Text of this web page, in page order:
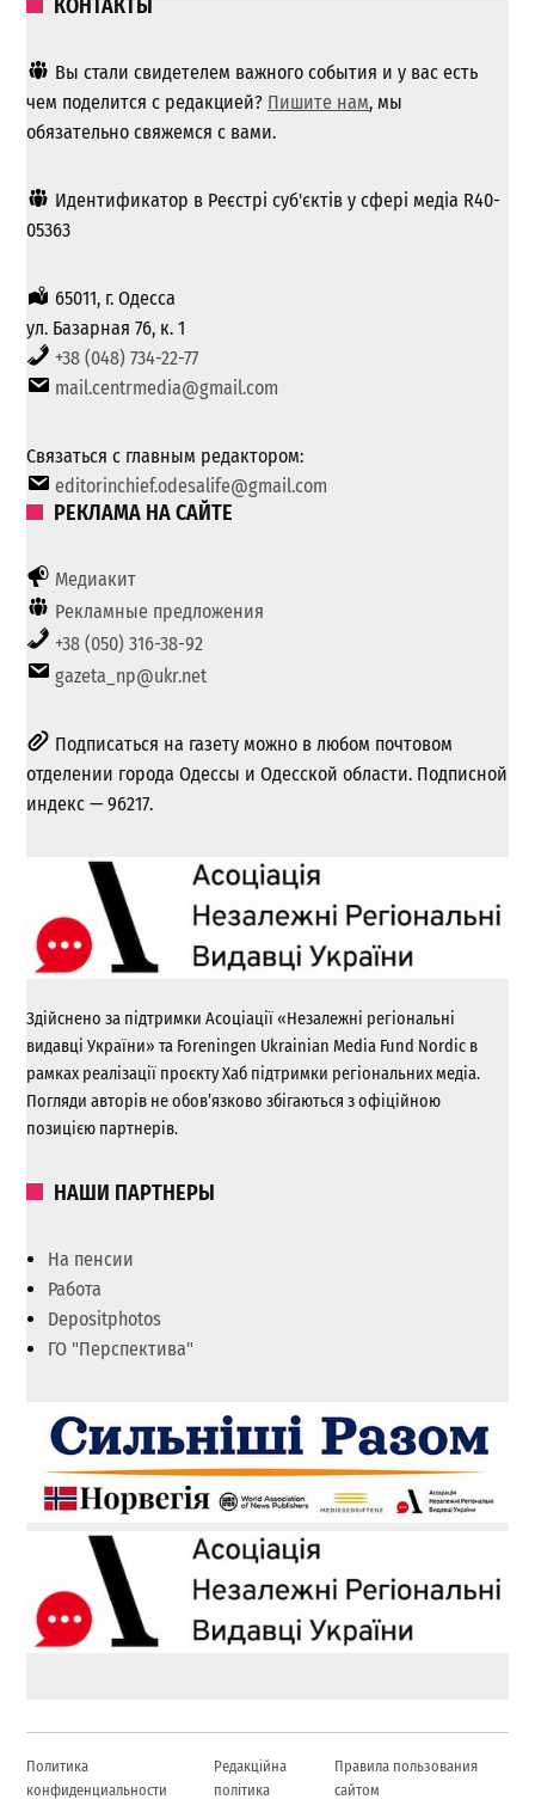
КОНТАКТЫ
Вы стали свидетелем важного события и у вас есть
чем поделится с редакцией? Пишите нам, мы
обязательно свяжемся с вами.
Идентификатор в Реєстрі суб'єктів у сфері медіа R40-
05363
65011, г. Одесса
ул. Базарная 76, к. 1
+38 (048) 734-22-77
mail.centrmedia@gmail.com
Связаться с главным редактором:
editorinchief.odesalife@gmail.com
РЕКЛАМА НА САЙТЕ
Медиакит
Рекламные предложения
+38 (050) 316-38-92
gazeta_np@ukr.net
Подписаться на газету можно в любом почтовом
отделении города Одессы и Одесской области. Подписной
индекс — 96217.
Здійснено за підтримки Асоціації «Незалежні регіональні
видавці України» та Foreningen Ukrainian Media Fund Nordic в
рамках реалізації проєкту Хаб підтримки регіональних медіа.
Погляди авторів не обов’язково збігаються з офіційною
позицією партнерів.
НАШИ ПАРТНЕРЫ
На пенсии
Работа
Depositphotos
ГО "Перспектива"
Политика
конфиденциальности
Редакційна
політика
Правила пользования
сайтом